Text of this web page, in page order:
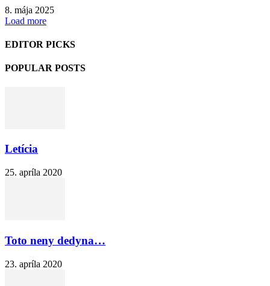
8. mája 2025
Load more
EDITOR PICKS
POPULAR POSTS
Letícia
25. apríla 2020
Toto neny dedyna…
23. apríla 2020